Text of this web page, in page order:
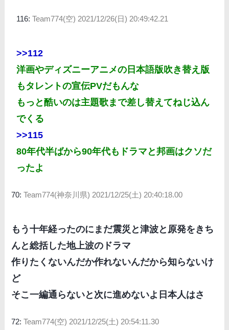
116:Team774(空) 2021/12/26(日) 20:49:42.21
>>112
洋画やディズニーアニメの日本語版吹き替え版
もタレントの宣伝PVだもんな
もっと酷いのは主題歌まで差し替えてねじ込ん
でくる
>>115
80年代半ばから90年代もドラマと邦画はクソだ
ったよ
70:Team774(神奈川県) 2021/12/25(土) 20:40:18.00
もう十年経ったのにまだ震災と津波と原発をきち
んと総括した地上波のドラマ
作りたくないんだか作れないんだから知らないけ
ど
そこ一編通らないと次に進めないよ日本人はさ
72:Team774(空) 2021/12/25(土) 20:54:11.30